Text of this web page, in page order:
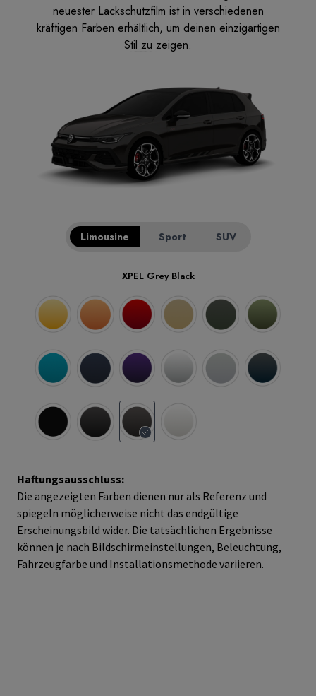
Haftungsausschluss:
Die angezeigten Farben dienen nur als Referenz und
spiegeln möglicherweise nicht das endgültige
Erscheinungsbild wider. Die tatsächlichen Ergebnisse
können je nach Bildschirmeinstellungen, Beleuchtung,
Fahrzeugfarbe und Installationsmethode variieren.